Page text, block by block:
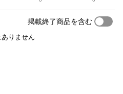
掲載終了商品を含む
りません